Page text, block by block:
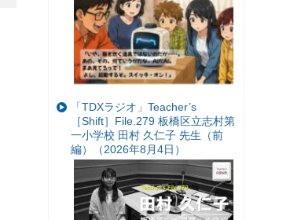
「TDXラジオ」Teacher’s
［Shift］File.279 板橋区立志村第
一小学校 田村 久仁子 先生（前
編）（2026年8月4日）